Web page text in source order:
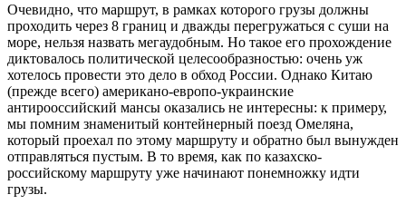
Очевидно, что маршрут, в рамках которого грузы должны
проходить через 8 границ и дважды перегружаться с суши на
море, нельзя назвать мегаудобным. Но такое его прохождение
диктовалось политической целесообразностью: очень уж
хотелось провести это дело в обход России. Однако Китаю
(прежде всего) американо-европо-украинские
антирооссийский мансы оказались не интересны: к примеру,
мы помним знаменитый контейнерный поезд Омеляна,
который проехал по этому маршруту и обратно был вынужден
отправляться пустым. В то время, как по казахско-
российскому маршруту уже начинают понемножку идти
грузы.